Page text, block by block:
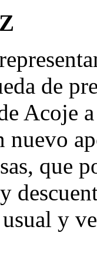
de
Acoje
nuevo
que
y